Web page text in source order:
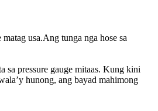
usa.Ang tunga nga hose sa
sa pressure gauge mitaas. Kung kini
hunong, ang bayad mahimong